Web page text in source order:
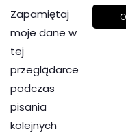
Zapamiętaj
moje dane w
tej
przeglądarce
podczas
pisania
kolejnych